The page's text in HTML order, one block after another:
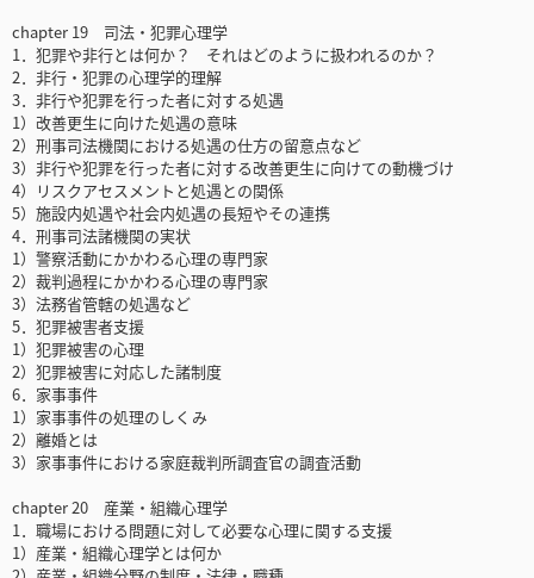
chapter 19 司法・犯罪心理学
1．犯罪や非行とは何か？ それはどのように扱われるのか？
2．非行・犯罪の心理学的理解
3．非行や犯罪を行った者に対する処遇
1）改善更生に向けた処遇の意味
2）刑事司法機関における処遇の仕方の留意点など
3）非行や犯罪を行った者に対する改善更生に向けての動機づけ
4）リスクアセスメントと処遇との関係
5）施設内処遇や社会内処遇の長短やその連携
4．刑事司法諸機関の実状
1）警察活動にかかわる心理の専門家
2）裁判過程にかかわる心理の専門家
3）法務省管轄の処遇など
5．犯罪被害者支援
1）犯罪被害の心理
2）犯罪被害に対応した諸制度
6．家事事件
1）家事事件の処理のしくみ
2）離婚とは
3）家事事件における家庭裁判所調査官の調査活動
chapter 20 産業・組織心理学
1．職場における問題に対して必要な心理に関する支援
1）産業・組織心理学とは何か